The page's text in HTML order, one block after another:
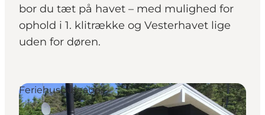
bor du tæt på havet – med mulighed for
ophold i 1. klitrække og Vesterhavet lige
uden for døren.
Feriehusbureauer